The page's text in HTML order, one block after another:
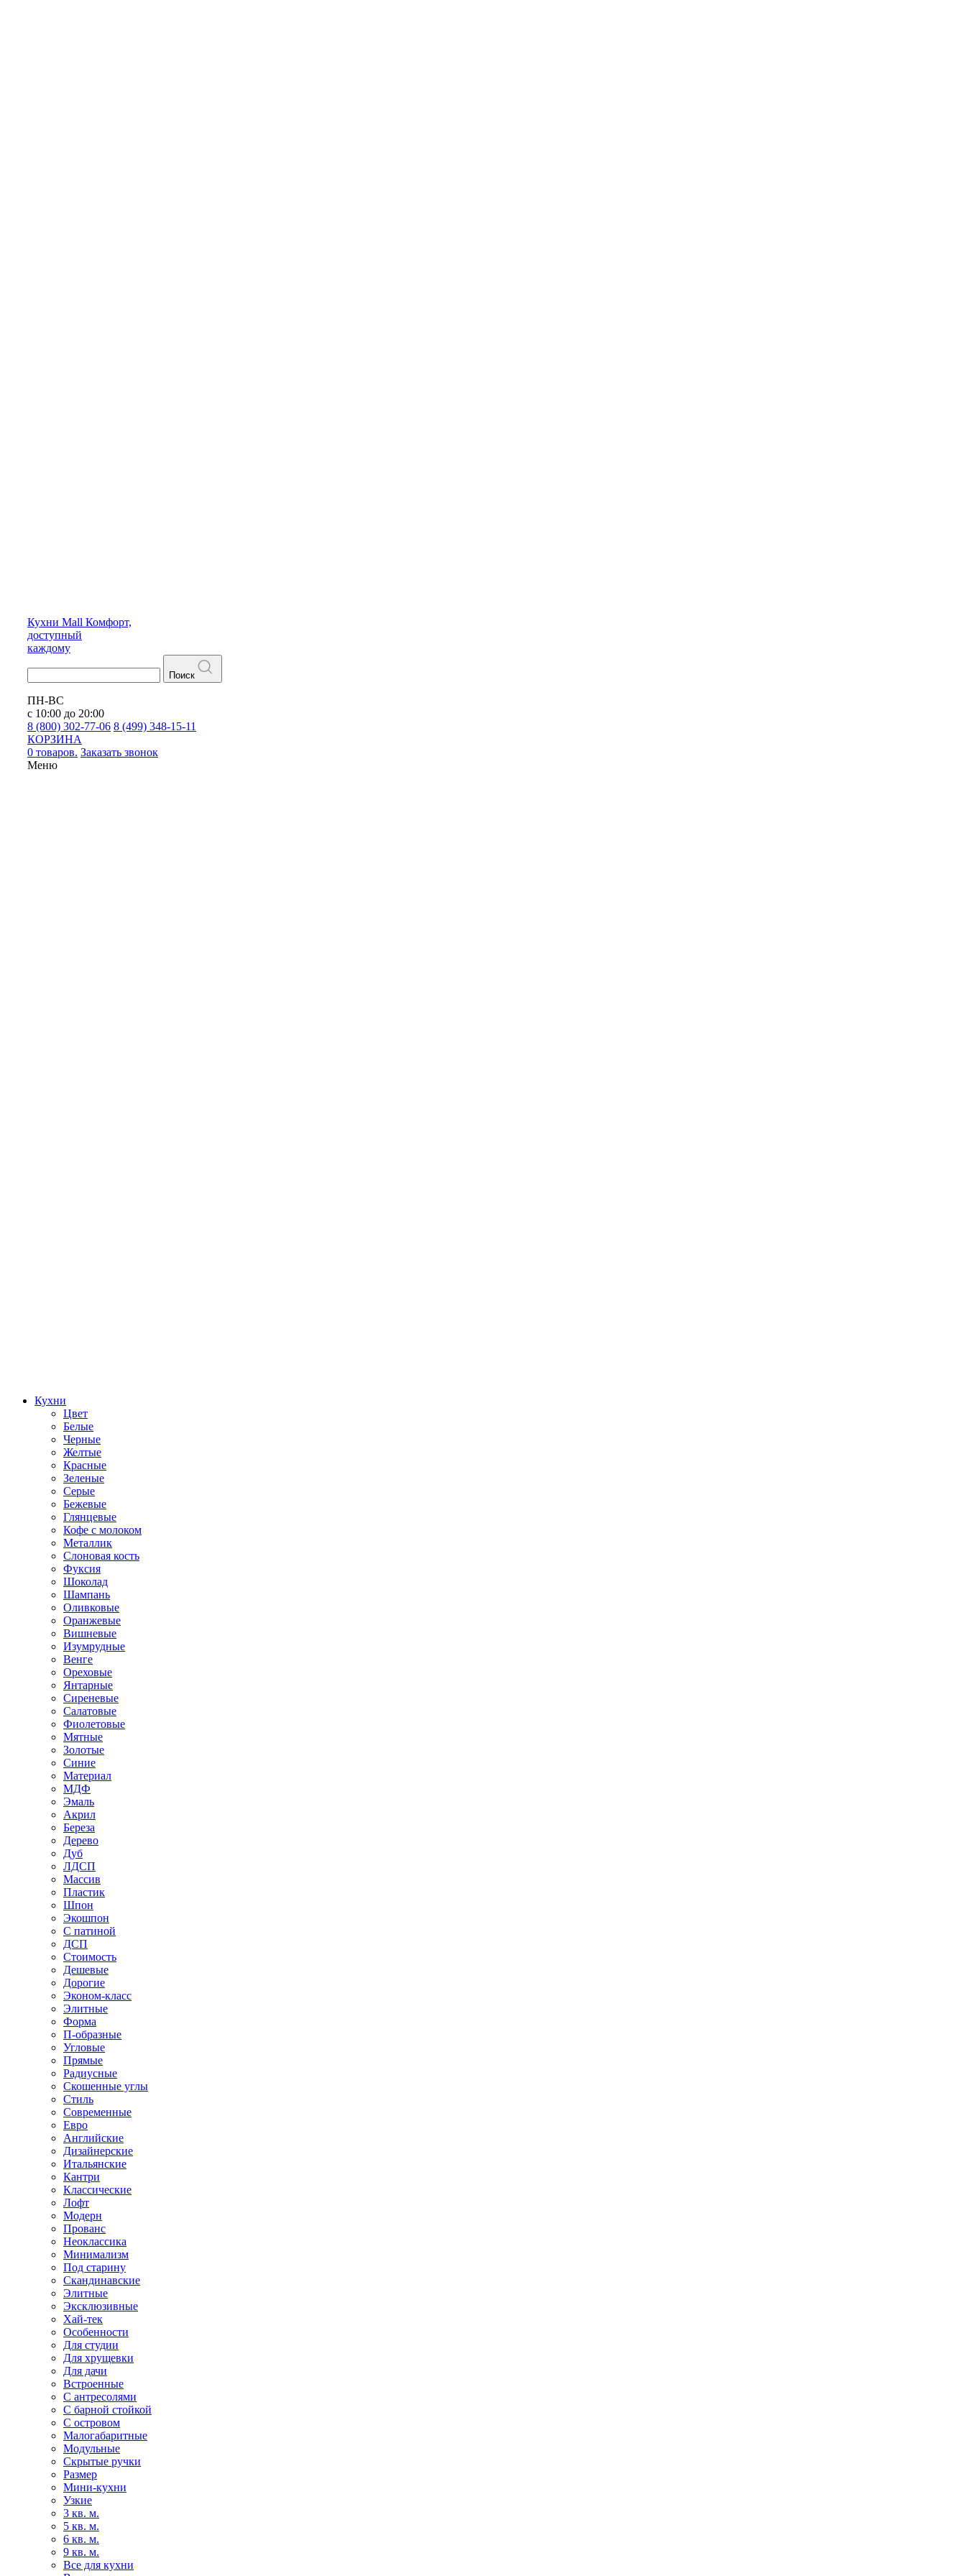
Кухни Mall Комфорт,
доступный
каждому
Поиск
ПН-ВС
с 10:00 до 20:00
8 (800) 302-77-06 8 (499) 348-15-11
КОРЗИНА
0 товаров. Заказать звонок
Меню
Кухни
Цвет
Белые
Черные
Желтые
Красные
Зеленые
Серые
Бежевые
Глянцевые
Кофе с молоком
Металлик
Слоновая кость
Фуксия
Шоколад
Шампань
Оливковые
Оранжевые
Вишневые
Изумрудные
Венге
Ореховые
Янтарные
Сиреневые
Салатовые
Фиолетовые
Мятные
Золотые
Синие
Материал
МДФ
Эмаль
Акрил
Береза
Дерево
Дуб
ЛДСП
Массив
Пластик
Шпон
Экошпон
С патиной
ДСП
Стоимость
Дешевые
Дорогие
Эконом-класс
Элитные
Форма
П-образные
Угловые
Прямые
Радиусные
Скошенные углы
Стиль
Современные
Евро
Английские
Дизайнерские
Итальянские
Кантри
Классические
Лофт
Модерн
Прованс
Неоклассика
Минимализм
Под старину
Скандинавские
Элитные
Эксклюзивные
Хай-тек
Особенности
Для студии
Для хрущевки
Для дачи
Встроенные
С антресолями
С барной стойкой
С островом
Малогабаритные
Модульные
Скрытые ручки
Размер
Мини-кухни
Узкие
3 кв. м.
5 кв. м.
6 кв. м.
9 кв. м.
Все для кухни